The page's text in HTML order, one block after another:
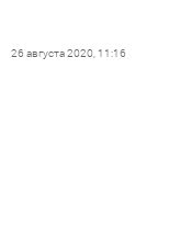
26 августа 2020, 11:16